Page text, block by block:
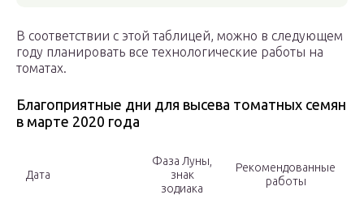
В соответствии с этой таблицей, можно в следующем
году планировать все технологические работы на
томатах.
Благоприятные дни для высева томатных семян
в марте 2020 года
Дата
Фаза Луны,
знак
зодиака
Рекомендованные
работы